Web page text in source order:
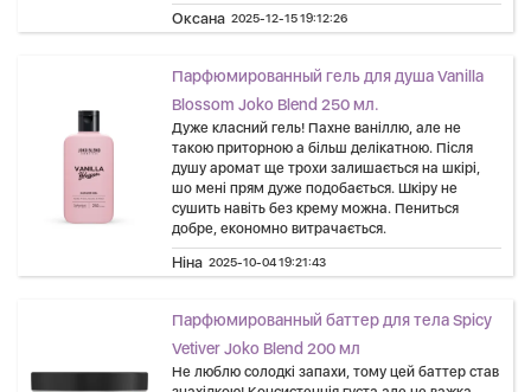
Оксана 2025-12-15 19:12:26
Парфюмированный гель для душа Vanilla
Blossom Joko Blend 250 мл.
Дуже класний гель! Пахне ваніллю, але не
такою приторною а більш делікатною. Після
душу аромат ще трохи залишається на шкірі,
шо мені прям дуже подобається. Шкіру не
сушить навіть без крему можна. Пениться
добре, економно витрачається.
Ніна 2025-10-04 19:21:43
Парфюмированный баттер для тела Spicy
Vetiver Joko Blend 200 мл
Не люблю солодкі запахи, тому цей баттер став